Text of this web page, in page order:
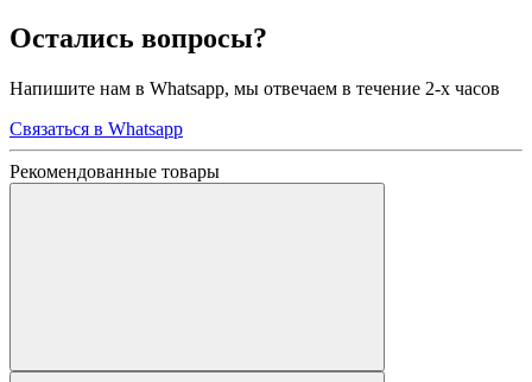
Остались вопросы?
Напишите нам в Whatsapp, мы отвечаем в течение 2-х часов
Связаться в Whatsapp
Рекомендованные товары